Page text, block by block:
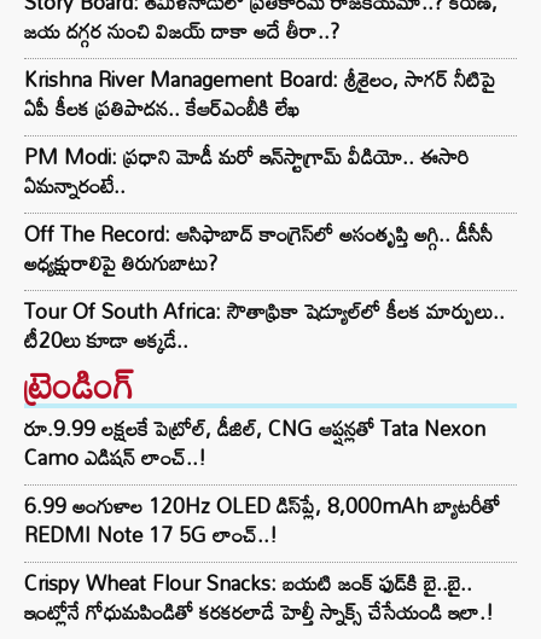
జయ దగ్గర నుంచి విజయ్ దాకా అదే తీరా..?
Krishna River Management Board: శ్రీశైలం, సాగర్ నీటిపై
ఏపీ కీలక ప్రతిపాదన.. కేఆర్ఎంబీకి లేఖ
PM Modi: ప్రధాని మోడీ మరో ఇన్‌స్టాగ్రామ్ వీడియో.. ఈసారి
ఏమన్నారంటే..
Off The Record: ఆసిఫాబాద్ కాంగ్రెస్‌లో అసంతృప్తి అగ్గి.. డీసీసీ
అధ్యక్షురాలిపై తిరుగుబాటు?
Tour Of South Africa: సౌతాఫ్రికా షెడ్యూల్‌లో కీలక మార్పులు..
టీ20లు కూడా అక్కడే..
ట్రెండింగ్‌
రూ.9.99 లక్షలకే పెట్రోల్, డీజిల్, CNG ఆప్షన్లతో Tata Nexon
Camo ఎడిషన్ లాంచ్..!
6.99 అంగుళాల 120Hz OLED డిస్‌ప్లే, 8,000mAh బ్యాటరీతో
REDMI Note 17 5G లాంచ్..!
Crispy Wheat Flour Snacks: బయటి జంక్ ఫుడ్‌కి బై..బై..
ఇంట్లోనే గోధుమపిండితో కరకరలాడే హెల్తీ స్నాక్స్ చేసేయండి ఇలా.!